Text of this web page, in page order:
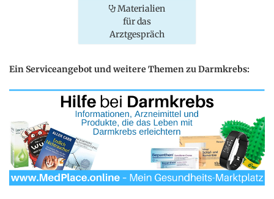
Materialien
für das
Arztgespräch
Ein Serviceangebot und weitere Themen zu Darmkrebs: